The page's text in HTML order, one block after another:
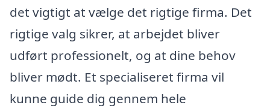
det vigtigt at vælge det rigtige firma. Det
rigtige valg sikrer, at arbejdet bliver
udført professionelt, og at dine behov
bliver mødt. Et specialiseret firma vil
kunne guide dig gennem hele